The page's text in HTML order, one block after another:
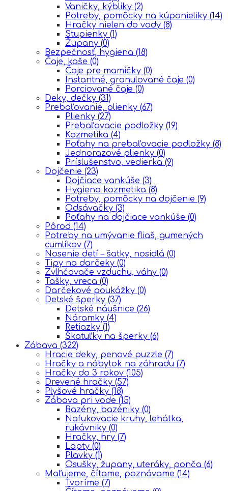
Vaničky, kýbliky (2)
Potreby, pomôcky na kúpanieliky (14)
Hračky nielen do vody (8)
Stupienky (1)
Župany (0)
Bezpečnosť, hygiena (18)
Čaje, kaše (0)
Čaje pre mamičky (0)
Instantné, granulované čaje (0)
Porciované čaje (0)
Deky, dečky (31)
Prebaľovanie, plienky (67)
Plienky (27)
Prebaľovacie podložky (19)
Kozmetika (4)
Poťahy na prebaľovacie podložky (8)
Jednorazové plienky (0)
Príslušenstvo, vedierka (9)
Dojčenie (23)
Dojčiace vankúše (3)
Hygiena kozmetika (8)
Potreby, pomôcky na dojčenie (9)
Odsávačky (3)
Poťahy na dojčiace vankúše (0)
Pôrod (14)
Potreby na umývanie fliaš, gumených
cumlíkov (7)
Nosenie detí – šatky, nosidlá (0)
Tipy na darčeky (0)
Zvlhčovače vzduchu, váhy (0)
Tašky, vreca (0)
Darčekové poukážky (0)
Detské šperky (37)
Detské náušnice (26)
Náramky (4)
Retiazky (1)
Škatuľky na šperky (6)
Zábava (322)
Hracie deky, penové puzzle (7)
Hračky a nábytok na záhradu (7)
Hračky do 3 rokov (105)
Drevené hračky (57)
Plyšové hračky (18)
Zábava pri vode (15)
Bazény, bazéniky (0)
Nafukovacie kruhy, lehátka,
rukávniky (0)
Hračky, hry (7)
Lopty (0)
Plavky (1)
Osušky, župany, uteráky, ponča (6)
Maľujeme, čítame, poznávame (14)
Tvoríme (7)